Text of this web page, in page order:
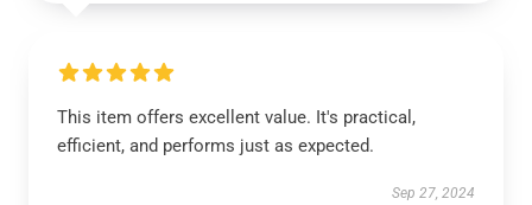
This item offers excellent value. It's practical,
efficient, and performs just as expected.
Sep 27, 2024